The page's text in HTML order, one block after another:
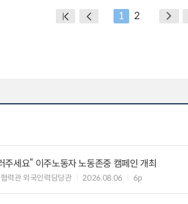
1 2
주세요” 이주노동자 노동존중 캠페인 개최
력관 외국인력담당관 2026.08.06 6p